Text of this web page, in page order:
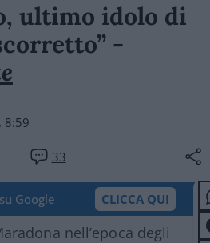
ultimo idolo di
-
8:59
33
Google CLICCA QUI
nell’epoca degli